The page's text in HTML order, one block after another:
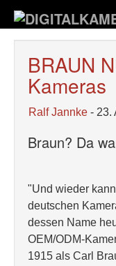
Hauptinhalt
springen
BRAUN
Kameras
Ralf Jannke - 23.
Braun? Da
"Und wieder
deutschen
dessen Name
OEM/ODM-
1915 als Carl